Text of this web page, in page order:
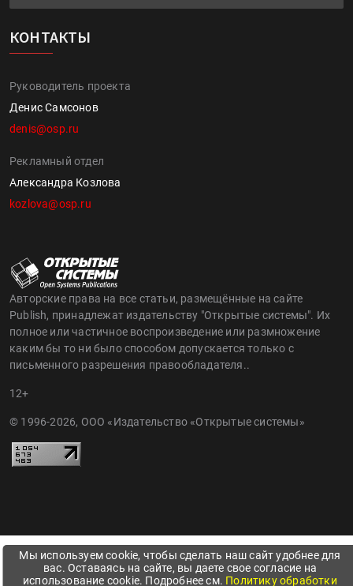
КОНТАКТЫ
Руководитель проекта
Денис Самсонов
denis@osp.ru
Рекламный отдел
Александра Козлова
kozlova@osp.ru
Авторские права на все статьи, размещённые на сайте
Publish, принадлежат издательству "Открытые системы". Их
полное или частичное воспроизведение или размножение
каким бы то ни было способом допускается только с
письменного разрешения правообладателя..
12+
© 1996-2026, ООО «Издательство «Открытые системы»
Мы используем cookie, чтобы сделать наш сайт удобнее для
вас. Оставаясь на сайте, вы даете свое согласие на
использование cookie. Подробнее см. Политику обработки